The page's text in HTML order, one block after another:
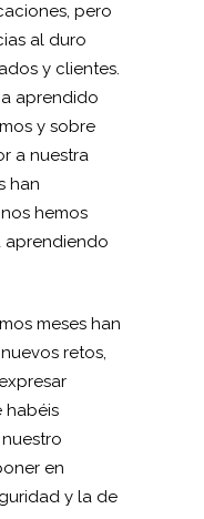
pero
al duro
y clientes.
aprendido
y sobre
a nuestra
han
hemos
aprendiendo
meses han
retos,
habéis
en
y la de